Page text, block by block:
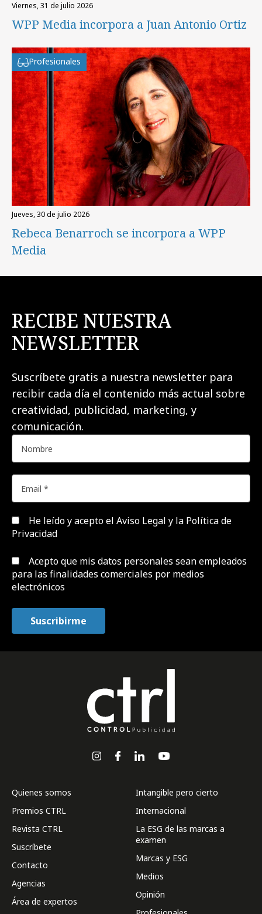
viernes, 31 de julio 2026
WPP Media incorpora a Juan Antonio Ortiz
Profesionales
jueves, 30 de julio 2026
Rebeca Benarroch se incorpora a WPP
Media
RECIBE NUESTRA
NEWSLETTER
Suscríbete gratis a nuestra newsletter para
recibir cada día el contenido más actual sobre
creatividad, publicidad, marketing, y
comunicación.
He leído y acepto el Aviso Legal y la Política de
Privacidad
Acepto que mis datos personales sean empleados
para las finalidades comerciales por medios
electrónicos
Quienes somos
Premios CTRL
Revista CTRL
Suscríbete
Contacto
Agencias
Área de expertos
Intangible pero cierto
Internacional
La ESG de las marcas a
examen
Marcas y ESG
Medios
Opinión